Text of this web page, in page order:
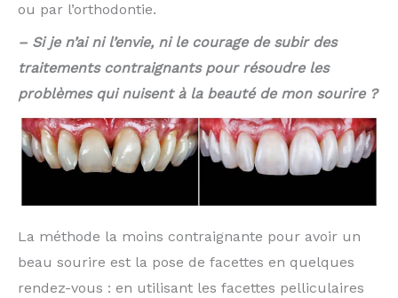
ou par l’orthodontie.
– Si je n’ai ni l’envie, ni le courage de subir des
traitements contraignants pour résoudre les
problèmes qui nuisent à la beauté de mon sourire ?
La méthode la moins contraignante pour avoir un
beau sourire est la pose de facettes en quelques
rendez-vous : en utilisant les facettes pelliculaires